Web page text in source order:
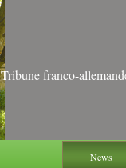
Tribune franco-
News